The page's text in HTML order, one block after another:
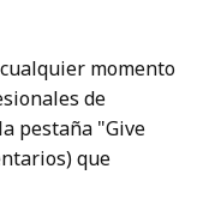
momento
de
pestaña "Give
que